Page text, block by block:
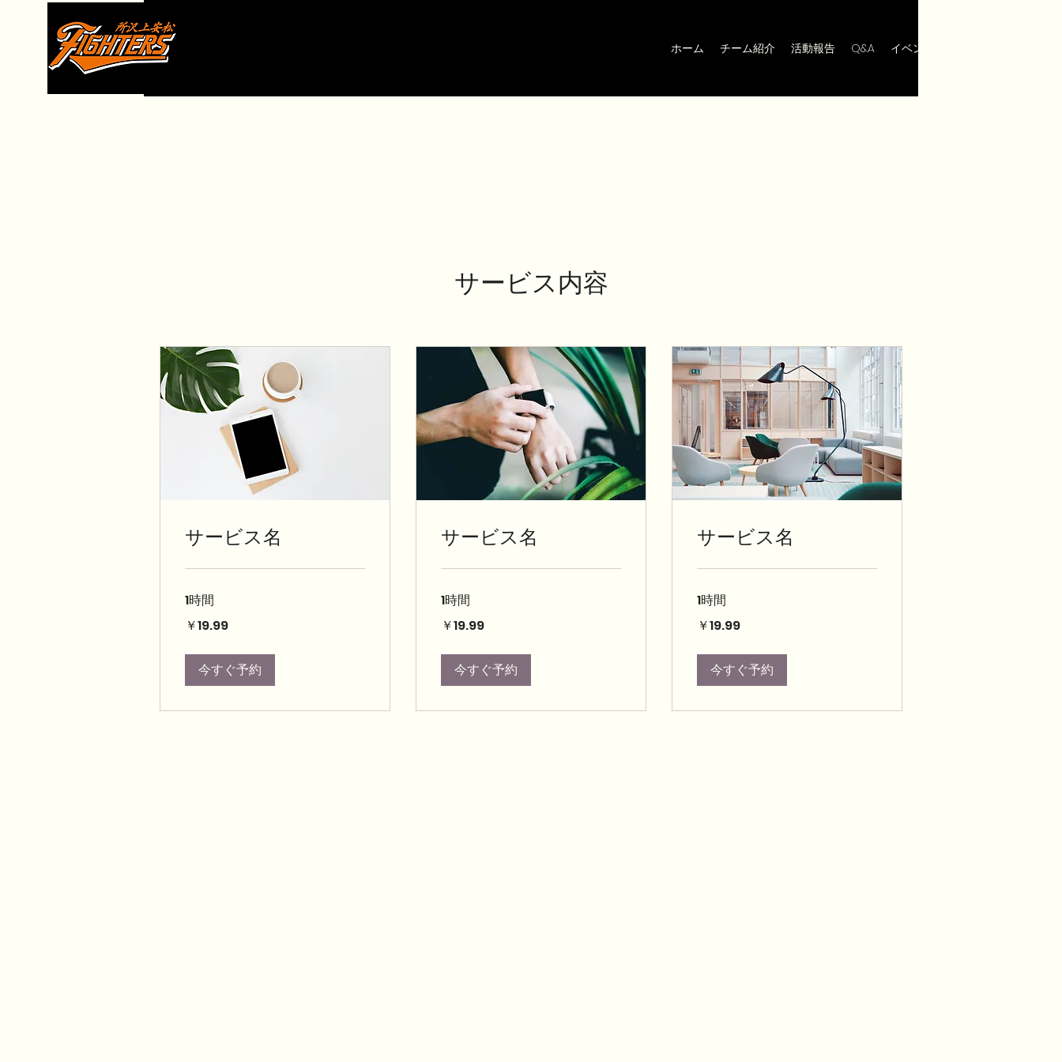
ホーム チーム紹介 活動報告 Q&A イベント
サービス内容
サービス名
1時間
円
￥19.99
今すぐ予約
サービス名
1時間
円
￥19.99
今すぐ予約
サービス名
1時間
円
￥19.99
今すぐ予約